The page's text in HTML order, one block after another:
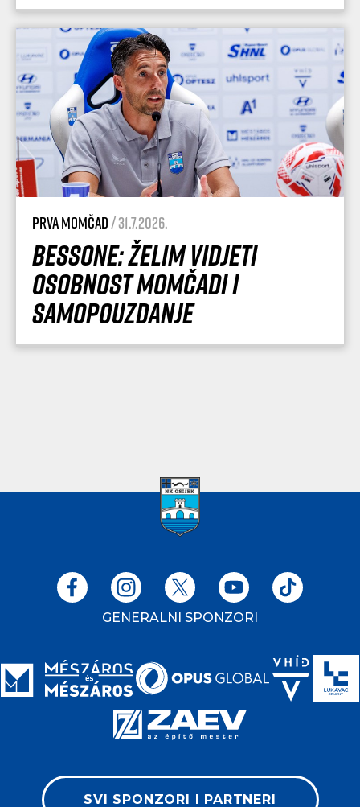
Prva momčad/ 31.7.2026.
Bessone: Želim vidjeti
osobnost momčadi i
samopouzdanje
GENERALNI SPONZORI
SVI SPONZORI I PARTNERI